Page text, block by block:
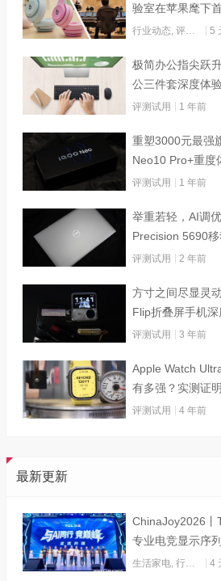
验室在苹果麾下
灯
行业动态 评测试用 5
极简办公指尖跃
公三件套深度体
评测试用 1 年前
重塑3000元最强
Neo10 Pro+重度
评测试用 1 年前
举重若轻，AI调
Precision 5690
试
评测试用 2 年前
方寸之间尽显灵
Flip折叠屏手机
评测试用 3 年前
Apple Watch
有多强？实测证
标称值
评测试用 4 年前
最新更新
ChinaJoy2026丨
专业电竞显示序
边界赋能AI算力
生活家电 行业动态 4